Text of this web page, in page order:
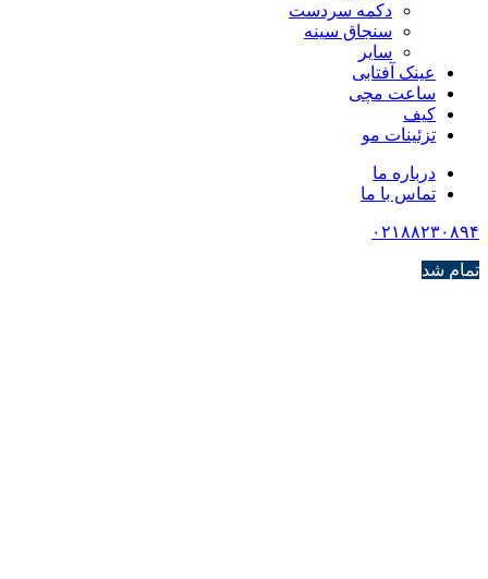
دکمه سردست
سنجاق سینه
سایر
عینک آفتابی
ساعت مچی
کیف
تزئینات مو
درباره ما
تماس با ما
۰۲۱۸۸۲۳۰۸۹۴
تمام شد